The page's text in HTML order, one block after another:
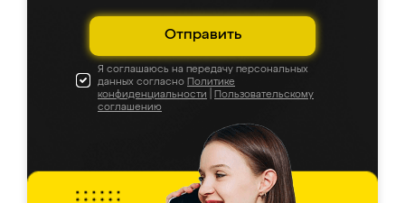
Отправить
Я соглашаюсь на передачу персональных
данных согласно Политике
конфиденциальности
Пользовательскому
соглашению